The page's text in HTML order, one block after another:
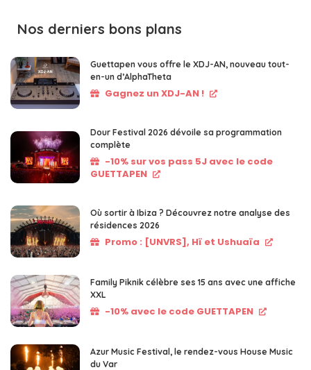
Nos derniers bons plans
Guettapen vous offre le XDJ-AN, nouveau tout-
en-un d’AlphaTheta
Gagnez un XDJ-AN !
Dour Festival 2026 dévoile sa programmation
complète
-10% sur vos pass 5J avec le code
GUETTAPEN
Où sortir à Ibiza ? Découvrez notre analyse des
résidences 2026
Promo : [UNVRS], Hï et Ushuaïa
Family Piknik célèbre ses 15 ans avec une affiche
XXL
-10% avec le code GUETTAPEN
Azur Music Festival, le rendez-vous House Music
du Var